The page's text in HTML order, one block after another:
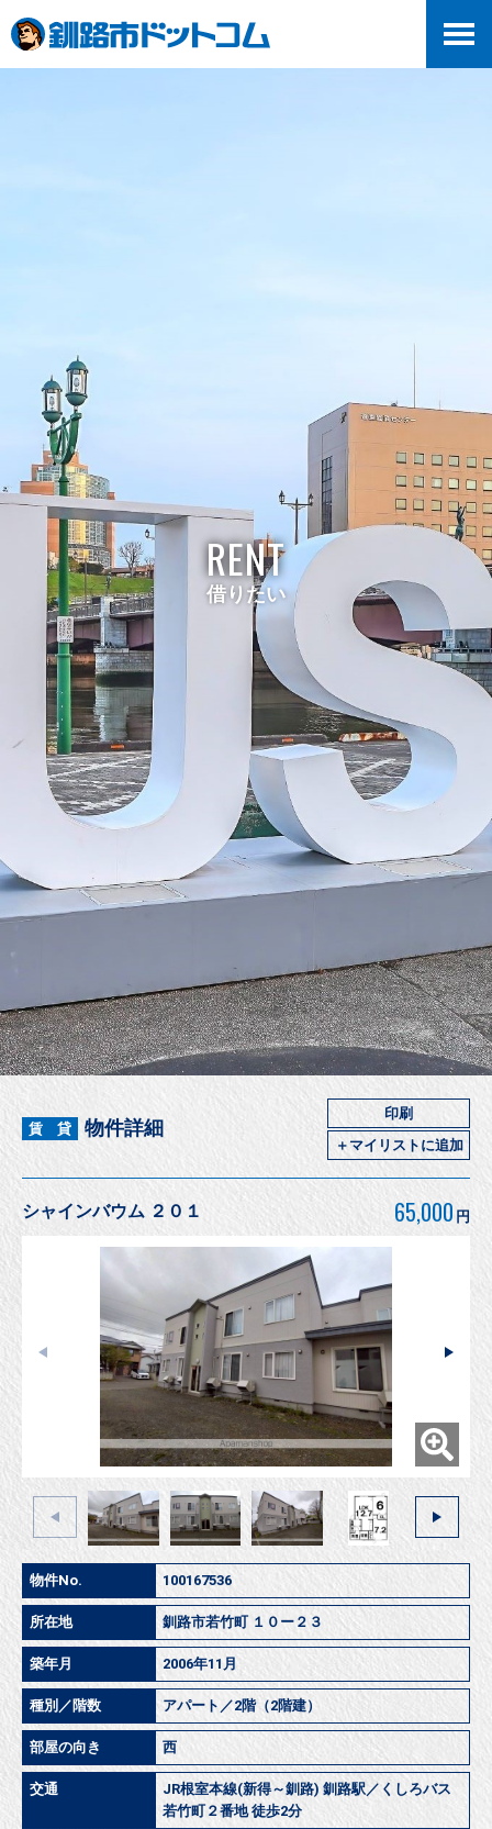
RENT
借りたい
賃 貸 物件詳細
印刷
＋マイリストに追加
シャインバウム ２０１ 65,000 円
物件No. 100167536
所在地 釧路市若竹町 １０ー２３
築年月 2006年11月
種別／階数 アパート／2階（2階建）
部屋の向き 西
交通
JR根室本線(新得～釧路) 釧路駅／くしろバス
若竹町２番地 徒歩2分